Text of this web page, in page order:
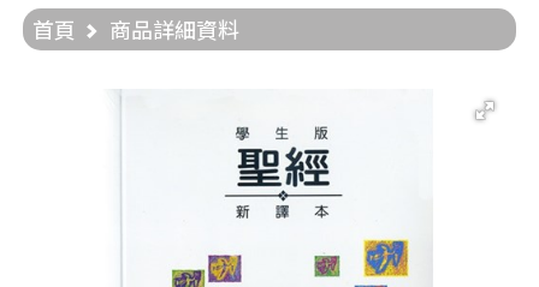
首頁 商品詳細資料